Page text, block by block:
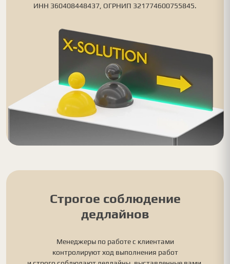
ИНН 360408448437, ОГРНИП 321774600755845.
Строгое соблюдение
дедлайнов
Менеджеры по работе с клиентами
контролируют ход выполнения работ